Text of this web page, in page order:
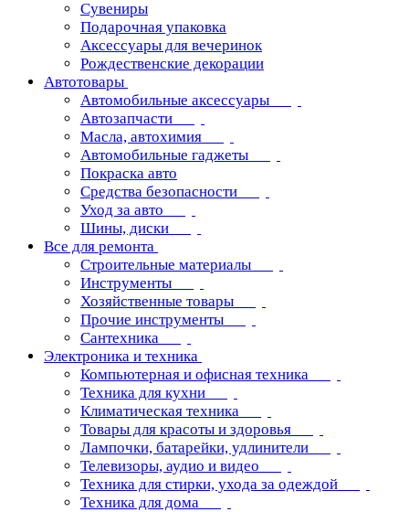
Сувениры
Подарочная упаковка
Аксессуары для вечеринок
Рождественские декорации
Автотовары
Автомобильные аксессуары
Автозапчасти
Масла, автохимия
Автомобильные гаджеты
Покраска авто
Средства безопасности
Уход за авто
Шины, диски
Все для ремонта
Строительные материалы
Инструменты
Хозяйственные товары
Прочие инструменты
Сантехника
Электроника и техника
Компьютерная и офисная техника
Техника для кухни
Климатическая техника
Товары для красоты и здоровья
Лампочки, батарейки, удлинители
Телевизоры, аудио и видео
Техника для стирки, ухода за одеждой
Техника для дома